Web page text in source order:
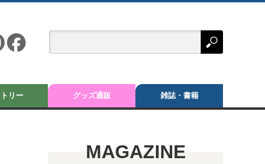
リー グッズ通販 雑誌・書籍
MAGAZINE